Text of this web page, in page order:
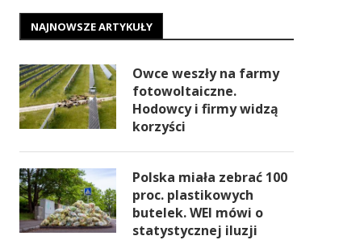
NAJNOWSZE ARTYKUŁY
Owce weszły na farmy
fotowoltaiczne.
Hodowcy i firmy widzą
korzyści
Polska miała zebrać 100
proc. plastikowych
butelek. WEI mówi o
statystycznej iluzji